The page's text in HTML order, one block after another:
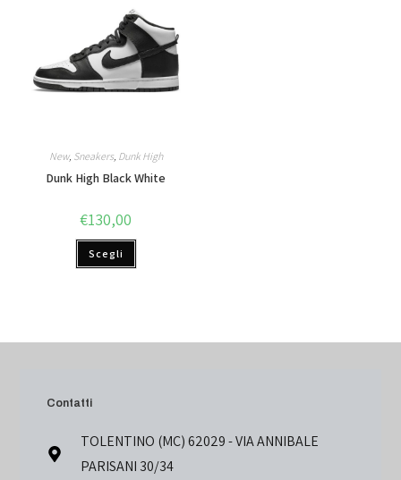
New, Sneakers, Dunk High
Dunk High Black White
€130,00
Scegli
Contatti
TOLENTINO (MC) 62029 - VIA ANNIBALE
PARISANI 30/34